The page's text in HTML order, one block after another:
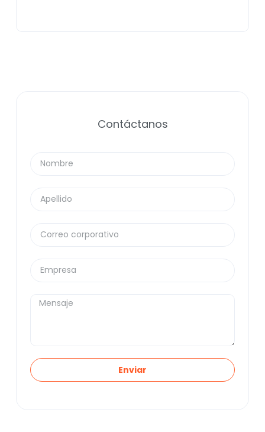
Contáctanos
Enviar